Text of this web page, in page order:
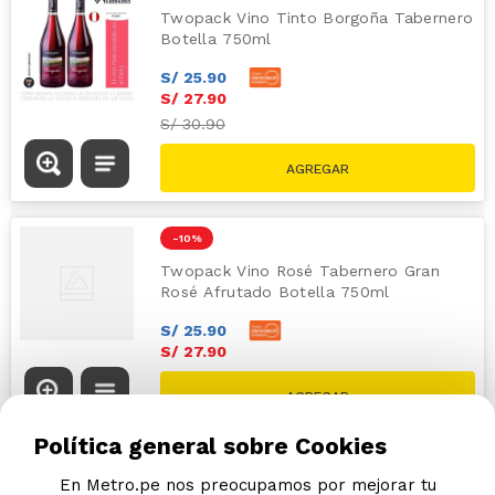
Twopack Vino Tinto Borgoña Tabernero
Botella 750ml
S/ 25.90
S/ 27.90
S/30.90
-10 %
Twopack Vino Rosé Tabernero Gran
Rosé Afrutado Botella 750ml
S/ 25.90
S/ 27.90
S/30.90
Política general sobre Cookies
En Metro.pe nos preocupamos por mejorar tu